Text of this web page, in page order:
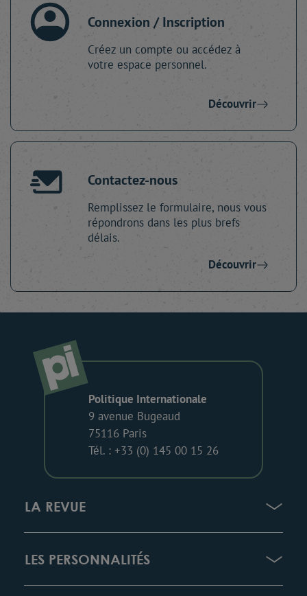
Connexion / Inscription
Créez un compte ou accédez à
votre espace personnel.
Découvrir
Contactez-nous
Remplissez le formulaire, nous vous
répondrons dans les plus brefs
délais.
Découvrir
Politique Internationale
9 avenue Bugeaud
75116 Paris
Tél. : +33 (0) 145 00 15 26
LA REVUE
LES PERSONNALITÉS